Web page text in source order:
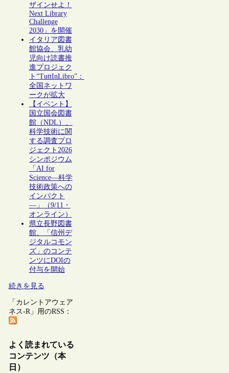
ザインせよ！
Next Library
Challenge
2030」を開催
イタリア図書
館協会、乳幼
児向け読書推
進プロジェク
ト“TuttInLibro”：
全国ネットワ
ークが拡大
【イベント】
国立国会図書
館（NDL）、
科学技術に関
する調査プロ
ジェクト2026
シンポジウム
「AI for
Science―科学
技術政策への
インパクト
―」（9/11・
オンライン）
県立長野図書
館、「信州デ
ジタルコモン
ズ」のコンテ
ンツにDOIの
付与を開始
続きを見る
「カレントアウェア
ネス-R」用のRSS：
よく読まれている
コンテンツ（本
日）